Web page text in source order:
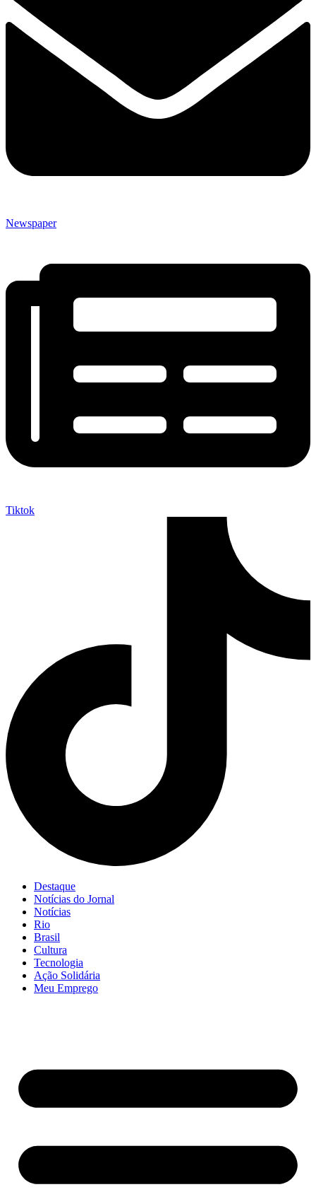
Newspaper
Tiktok
Destaque
Notícias do Jornal
Notícias
Rio
Brasil
Cultura
Tecnologia
Ação Solidária
Meu Emprego